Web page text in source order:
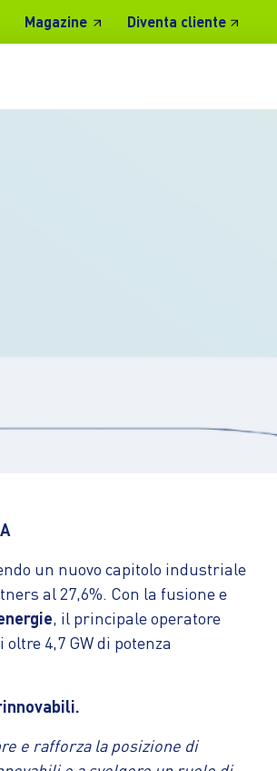
Magazine Diventa cliente
un nuovo capitolo industriale
al 27,6%. Con la fusione e
, il principale operatore
4,7 GW di potenza
e rafforza la posizione di